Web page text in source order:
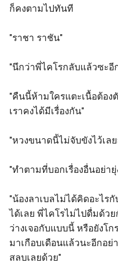
ก็คงตามไปทันที
"ราชา ราชัน"
"นึกว่าพี่ไคโรกลับแล้วซะอี
"คืนนี้ห้ามใครแตะเนื้อต้อง
เราคงได้มีเรื่องกัน"
"หวงขนาดนี้ไม่จับขังไว้เลย
"ทำตามที่บอกเรื่องอื่นอย่ายุ่
"น้องลาเบลไม่ได้คิดอะไร
ได้เลย พี่ไคโรไม่ไปดื่มด้ว
ว่างเจอกับแบบนี้ หรือยังโ
มาเกือบเดือนแล้วนะอีกอ
สลบเลยด้วย"